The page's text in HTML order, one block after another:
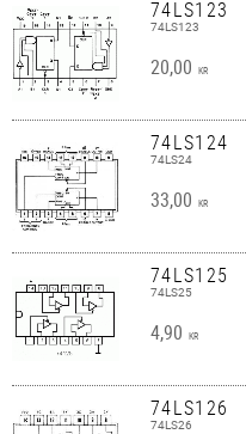
74LS123
74LS123
20,00 KR
74LS124
74LS24
33,00 KR
74LS125
74LS25
4,90 KR
74LS126
74LS26